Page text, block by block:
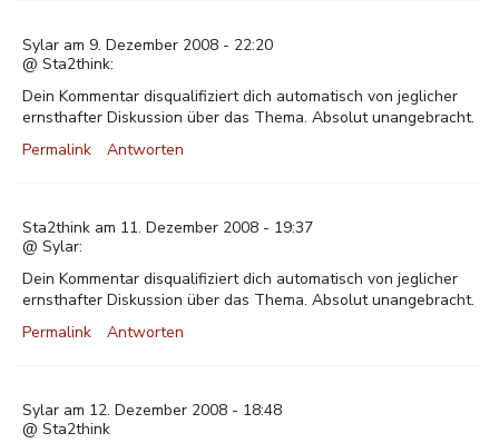
Sylar am 9. Dezember 2008 - 22:20
@ Sta2think:
Dein Kommentar disqualifiziert dich automatisch von jeglicher
ernsthafter Diskussion über das Thema. Absolut unangebracht.
Permalink
Antworten
Sta2think am 11. Dezember 2008 - 19:37
@ Sylar:
Dein Kommentar disqualifiziert dich automatisch von jeglicher
ernsthafter Diskussion über das Thema. Absolut unangebracht.
Permalink
Antworten
Sylar am 12. Dezember 2008 - 18:48
@ Sta2think